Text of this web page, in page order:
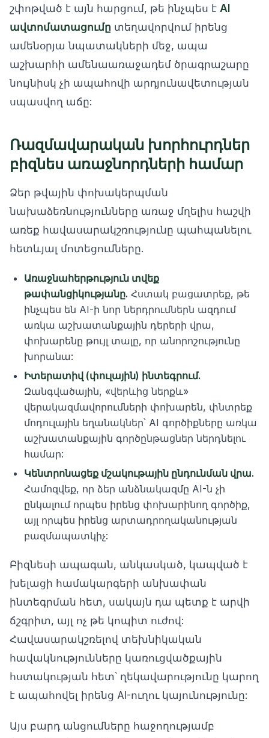
շփոթված է այն հարցում, թե ինչպես է AI
ավտոմատացումը տեղավորվում իրենց
ամենօրյա նպատակների մեջ, ապա
աշխարհի ամենաառաջադեմ ծրագրաշարը
նույնիսկ չի ապահովի արդյունավետության
սպասվող աճը:
Ռազմավարական խորհուրդներ
բիզնես առաջնորդների համար
Ձեր թվային փոխակերպման
նախաձեռնությունները առաջ մղելիս հաշվի
առեք հավասարակշռությունը պահպանելու
հետևյալ մոտեցումները.
Առաջնահերթություն տվեք
թափանցիկությանը. Հստակ բացատրեք, թե
ինչպես են AI-ի նոր ներդրումներն ազդում
առկա աշխատանքային դերերի վրա,
փոխարենը թույլ տալը, որ անորոշությունը
խորանա:
Իտերատիվ (փուլային) ինտեգրում.
Զանգվածային, «վերևից ներքև»
վերակազմավորումների փոխարեն, փնտրեք
մոդուլային եղանակներ՝ AI գործիքները առկա
աշխատանքային գործընթացներ ներդնելու
համար:
Կենտրոնացեք մշակութային ընդունման վրա.
Համոզվեք, որ ձեր անձնակազմը AI-ն չի
ընկալում որպես իրենց փոխարինող գործիք,
այլ որպես իրենց արտադրողականության
բազմապատկիչ:
Բիզնեսի ապագան, անկասկած, կապված է
խելացի համակարգերի անխափան
ինտեգրման հետ, սակայն դա պետք է արվի
ճշգրիտ, այլ ոչ թե կոպիտ ուժով:
Հավասարակշռելով տեխնիկական
հավակնությունները կառուցվածքային
հստակության հետ՝ ղեկավարությունը կարող
է ապահովել իրենց AI-ուղու կայունությունը:
Այս բարդ անցումները հաջողությամբ